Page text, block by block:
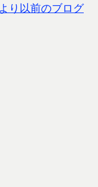
より以前のブログ